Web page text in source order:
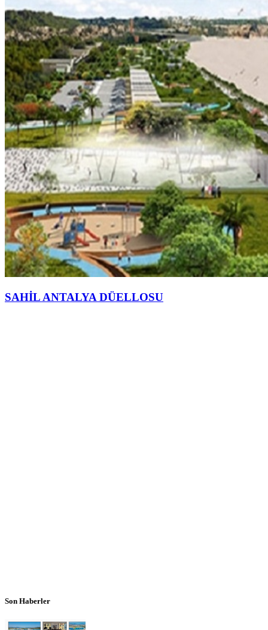
SAHİL ANTALYA DÜELLOSU
Son Haberler